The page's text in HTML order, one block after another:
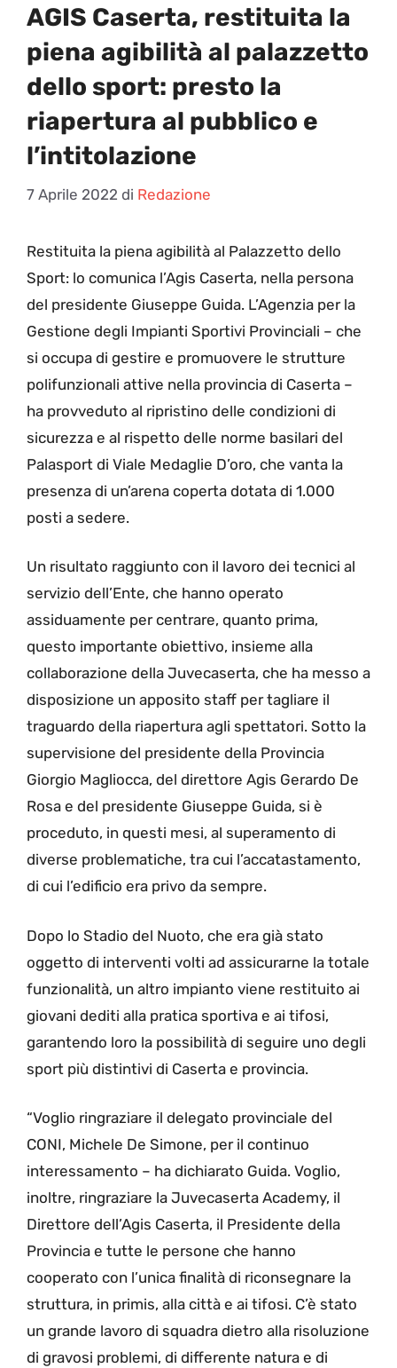
AGIS Caserta, restituita la
piena agibilità al palazzetto
dello sport: presto la
riapertura al pubblico e
l’intitolazione
7 Aprile 2022 di Redazione
Restituita la piena agibilità al Palazzetto dello
Sport: lo comunica l’Agis Caserta, nella persona
del presidente Giuseppe Guida. L’Agenzia per la
Gestione degli Impianti Sportivi Provinciali – che
si occupa di gestire e promuovere le strutture
polifunzionali attive nella provincia di Caserta –
ha provveduto al ripristino delle condizioni di
sicurezza e al rispetto delle norme basilari del
Palasport di Viale Medaglie D’oro, che vanta la
presenza di un’arena coperta dotata di 1.000
posti a sedere.
Un risultato raggiunto con il lavoro dei tecnici al
servizio dell’Ente, che hanno operato
assiduamente per centrare, quanto prima,
questo importante obiettivo, insieme alla
collaborazione della Juvecaserta, che ha messo a
disposizione un apposito staff per tagliare il
traguardo della riapertura agli spettatori. Sotto la
supervisione del presidente della Provincia
Giorgio Magliocca, del direttore Agis Gerardo De
Rosa e del presidente Giuseppe Guida, si è
proceduto, in questi mesi, al superamento di
diverse problematiche, tra cui l’accatastamento,
di cui l’edificio era privo da sempre.
Dopo lo Stadio del Nuoto, che era già stato
oggetto di interventi volti ad assicurarne la totale
funzionalità, un altro impianto viene restituito ai
giovani dediti alla pratica sportiva e ai tifosi,
garantendo loro la possibilità di seguire uno degli
sport più distintivi di Caserta e provincia.
“Voglio ringraziare il delegato provinciale del
CONI, Michele De Simone, per il continuo
interessamento – ha dichiarato Guida. Voglio,
inoltre, ringraziare la Juvecaserta Academy, il
Direttore dell’Agis Caserta, il Presidente della
Provincia e tutte le persone che hanno
cooperato con l’unica finalità di riconsegnare la
struttura, in primis, alla città e ai tifosi. C’è stato
un grande lavoro di squadra dietro alla risoluzione
di gravosi problemi, di differente natura e di